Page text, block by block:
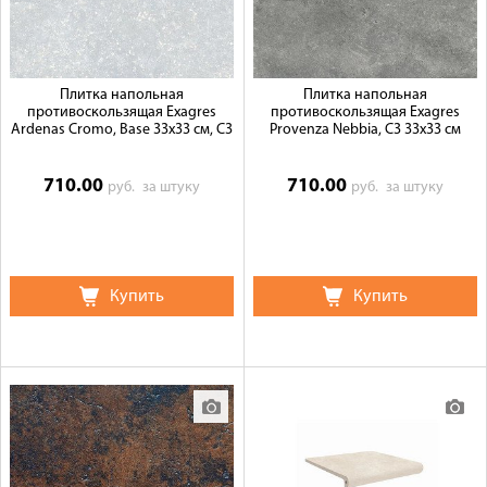
Плитка напольная
противоскользящая Exagres
Ardenas Cromo, Base 33x33 см, C3
710.00 руб.за штуку
Купить
Плитка напольная
противоскользящая Exagres
Provenza Nebbia, C3 33x33 см
710.00 руб. за штуку
Купить